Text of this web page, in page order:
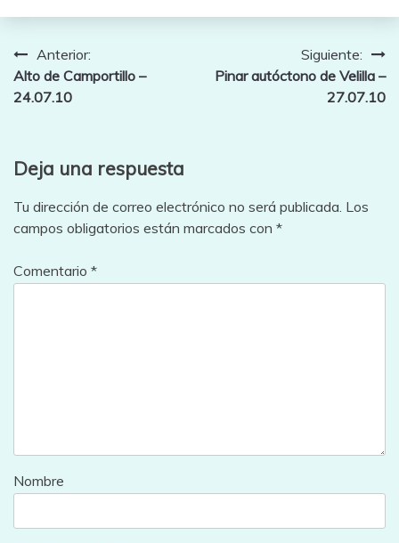
Navegación
de
Anterior:
Alto de Camportillo –
24.07.10
Siguiente:
Pinar autóctono de Velilla –
27.07.10
Deja una respuesta
Tu dirección de correo electrónico no será publicada. Los
campos obligatorios están marcados con *
Comentario *
Nombre